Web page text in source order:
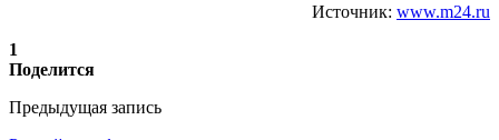
Источник: www.m24.ru
1
Поделится
Предыдущая запись